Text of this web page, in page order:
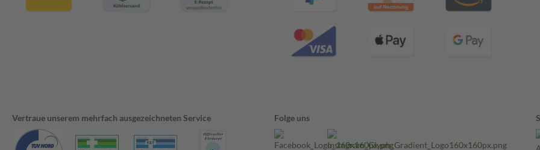
Vertraue unserem mehrfach ausgezeichneten Service Folge uns